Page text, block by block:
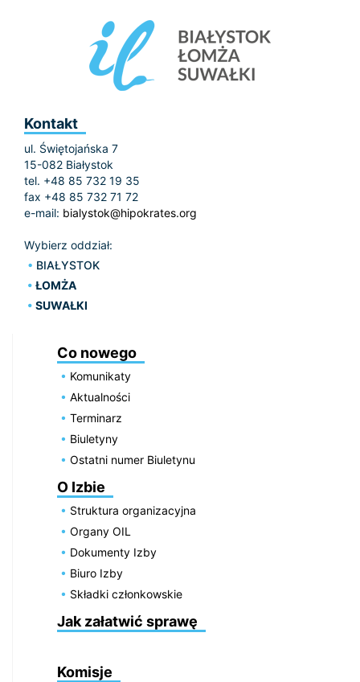
Kontakt
ul. Świętojańska 7
15-082 Białystok
tel. +48 85 732 19 35
fax +48 85 732 71 72
e-mail: bialystok@hipokrates.org
Wybierz oddział:
BIAŁYSTOK
ŁOMŻA
SUWAŁKI
Co nowego
Komunikaty
Aktualności
Terminarz
Biuletyny
Ostatni numer Biuletynu
O Izbie
Struktura organizacyjna
Organy OIL
Dokumenty Izby
Biuro Izby
Składki członkowskie
Jak załatwić sprawę
Komisje